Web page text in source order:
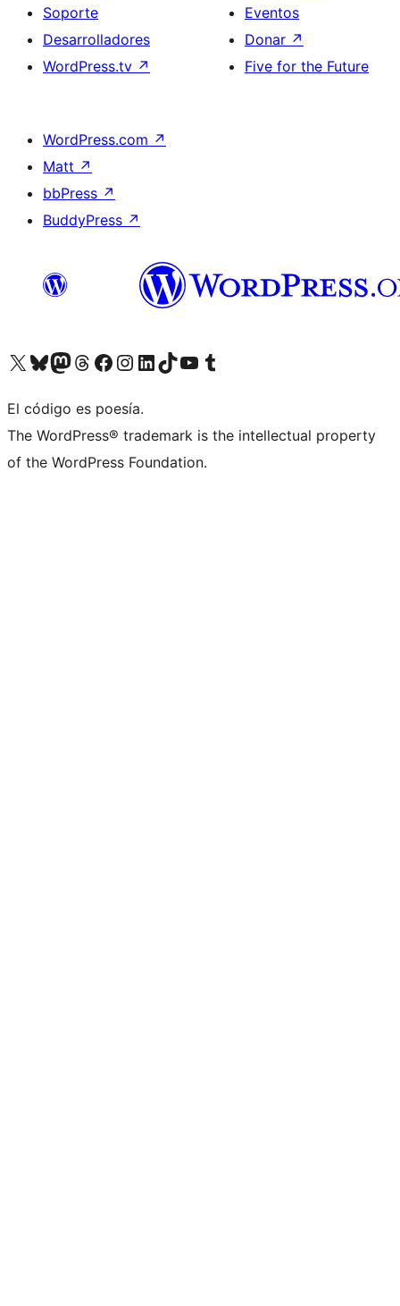
Soporte
Desarrolladores
WordPress.tv ↗
Eventos
Donar ↗
Five for the Future
WordPress.com ↗
Matt ↗
bbPress ↗
BuddyPress ↗
Visita nuestra cuenta de X (anteriormente Twitter)
Visita nuestra cuenta de Bluesky
Visita nuestra cuenta de Mastodon
Visita nuestra cuenta de Threads
Visita nuestra página de Facebook
Visita nuestra cuenta de Instagram
Visita nuestra cuenta de LinkedIn
Visita nuestra cuenta de TikTok
Visita nuestro canal de YouTube
Visita nuestra cuenta de Tumblr
El código es poesía.
The WordPress® trademark is the intellectual property
of the WordPress Foundation.